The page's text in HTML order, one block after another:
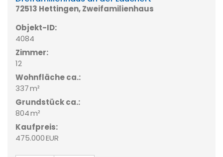
72513 Hettingen, Zweifamilienhaus
Objekt-ID:
4084
Zimmer:
12
Wohnfläche ca.:
337 m²
Grund­stück ca.:
804 m²
Kaufpreis:
475.000 EUR